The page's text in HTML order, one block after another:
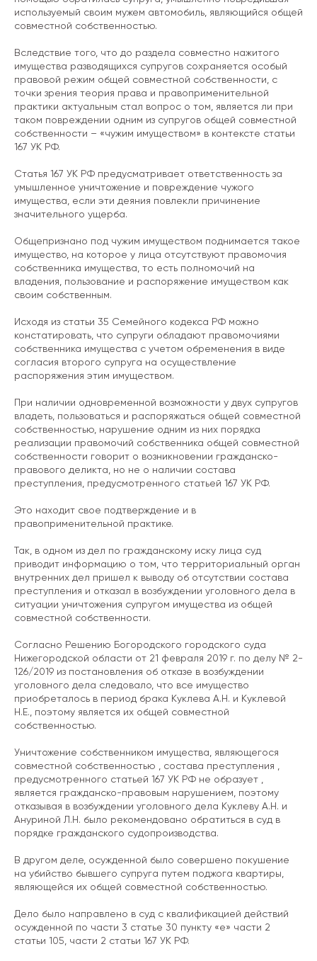
используемый своим мужем автомобиль, являющийся общей
совместной собственностью.
Вследствие того, что до раздела совместно нажитого
имущества разводящихся супругов сохраняется особый
правовой режим общей совместной собственности, с
точки зрения теория права и правоприменительной
практики актуальным стал вопрос о том, является ли при
таком повреждении одним из супругов общей совместной
собственности – «чужим имуществом» в контексте статьи
167 УК РФ.
Статья 167 УК РФ предусматривает ответственность за
умышленное уничтожение и повреждение чужого
имущества, если эти деяния повлекли причинение
значительного ущерба.
Общепризнано под чужим имуществом поднимается такое
имущество, на которое у лица отсутствуют правомочия
собственника имущества, то есть полномочий на
владения, пользование и распоряжение имуществом как
своим собственным.
Исходя из статьи 35 Семейного кодекса РФ можно
констатировать, что супруги обладают правомочиями
собственника имущества с учетом обременения в виде
согласия второго супруга на осуществление
распоряжения этим имуществом.
При наличии одновременной возможности у двух супругов
владеть, пользоваться и распоряжаться общей совместной
собственностью, нарушение одним из них порядка
реализации правомочий собственника общей совместной
собственности говорит о возникновении гражданско-
правового деликта, но не о наличии состава
преступления, предусмотренного статьей 167 УК РФ.
Это находит свое подтверждение и в
правоприменительной практике.
Так, в одном из дел по гражданскому иску лица суд
приводит информацию о том, что территориальный орган
внутренних дел пришел к выводу об отсутствии состава
преступления и отказал в возбуждении уголовного дела в
ситуации уничтожения супругом имущества из общей
совместной собственности.
Согласно Решению Богородского городского суда
Нижегородской области от 21 февраля 2019 г. по делу № 2-
126/2019 из постановления об отказе в возбуждении
уголовного дела следовало, что все имущество
приобреталось в период брака Куклева А.Н. и Куклевой
Н.Е., поэтому является их общей совместной
собственностью.
Уничтожение собственником имущества, являющегося
совместной собственностью , состава преступления ,
предусмотренного статьей 167 УК РФ не образует ,
является гражданско-правовым нарушением, поэтому
отказывая в возбуждении уголовного дела Куклеву А.Н. и
Ануриной Л.Н. было рекомендовано обратиться в суд в
порядке гражданского судопроизводства.
В другом деле, осужденной было совершено покушение
на убийство бывшего супруга путем поджога квартиры,
являющейся их общей совместной собственностью.
Дело было направлено в суд с квалификацией действий
осужденной по части 3 статье 30 пункту «е» части 2
статьи 105, части 2 статьи 167 УК РФ.